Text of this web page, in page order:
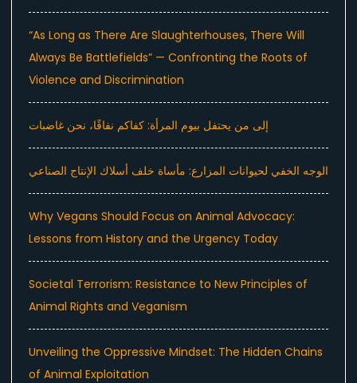
“As Long as There Are Slaughterhouses, There Will
Always Be Battlefields” — Confronting the Roots of
Violence and Discrimination
إلى من يحتفل بيوم المرأة: كفاكم نفاقًا، نحن غاضبات
الوجه الخفي لحيوانات المزارع: مأساة خلف أسلاك الإنتاج الصناعي
Why Vegans Should Focus on Animal Advocacy:
Lessons from History and the Urgency Today
Societal Terrorism: Resistance to New Principles of
Animal Rights and Veganism
Unveiling the Oppressive Mindset: The Hidden Chains
of Animal Exploitation